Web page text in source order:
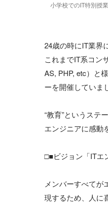
小学校でのIT特別授
24歳の時にIT業界
これまでIT系コン
AS, PHP, etc）と
ーを開催していま
“教育”というステ
エンジニアに感動
□■ビジョン「ITエ
メンバーすべて
現するため、人に